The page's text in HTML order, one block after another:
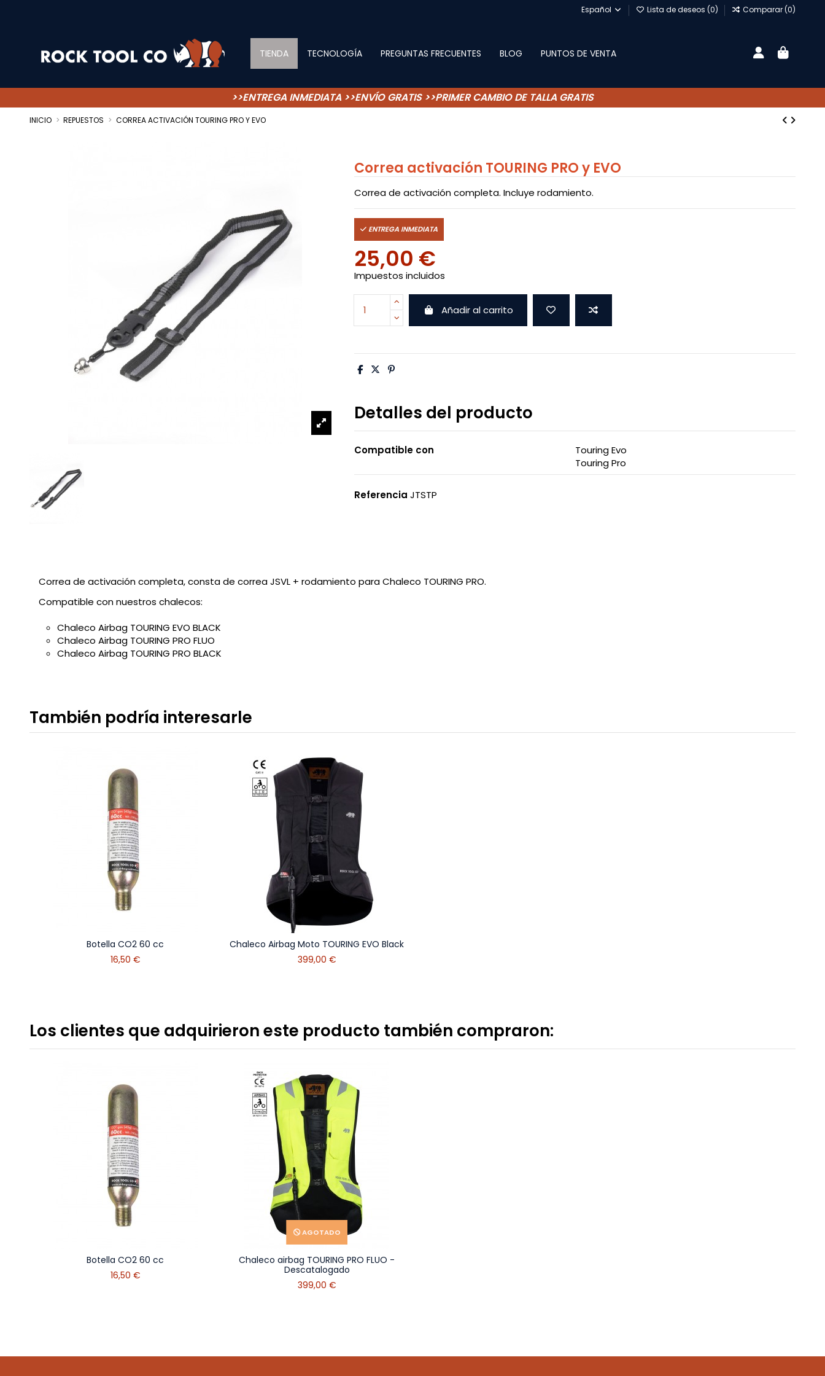
Español Lista de deseos (0) Comparar (0)
TIENDA TECNOLOGÍA PREGUNTAS FRECUENTES BLOG PUNTOS DE VENTA
>>ENTREGA INMEDIATA >>ENVÍO GRATIS >>PRIMER CAMBIO DE TALLA GRATIS
INICIO REPUESTOS CORREA ACTIVACIÓN TOURING PRO Y EVO
Correa activación TOURING PRO y EVO
Correa de activación completa. Incluye rodamiento.
ENTREGA INMEDIATA
25,00 €
Impuestos incluidos
Añadir al carrito
Detalles del producto
Compatible con
Touring Evo
Touring Pro
Referencia JTSTP
Correa de activación completa, consta de correa JSVL + rodamiento para Chaleco TOURING PRO.
Compatible con nuestros chalecos:
Chaleco Airbag TOURING EVO BLACK
Chaleco Airbag TOURING PRO FLUO
Chaleco Airbag TOURING PRO BLACK
También podría interesarle
Botella CO2 60 cc
16,50 €
Chaleco Airbag Moto TOURING EVO Black
399,00 €
Los clientes que adquirieron este producto también compraron:
Botella CO2 60 cc
16,50 €
AGOTADO
Chaleco airbag TOURING PRO FLUO -
Descatalogado
399,00 €